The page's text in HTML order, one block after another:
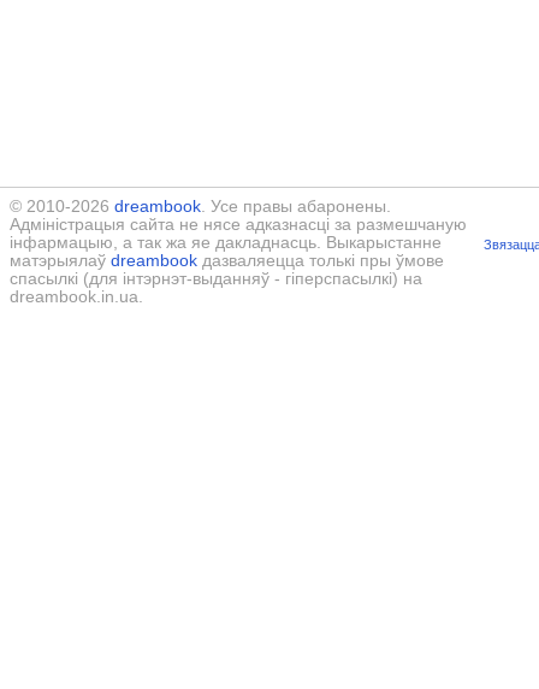
© 2010-2026 dreambook. Усе правы абаронены.
Адміністрацыя сайта не нясе адказнасці за размешчаную
інфармацыю, а так жа яе дакладнасць. Выкарыстанне
матэрыялаў dreambook дазваляецца толькі пры ўмове
спасылкі (для інтэрнэт-выданняў - гіперспасылкі) на
dreambook.in.ua.